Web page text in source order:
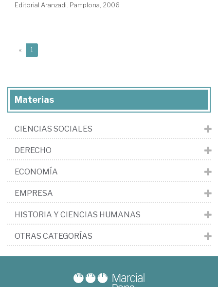
Editorial Aranzadi. Pamplona, 2006
« 1
Materias
CIENCIAS SOCIALES
DERECHO
ECONOMÍA
EMPRESA
HISTORIA Y CIENCIAS HUMANAS
OTRAS CATEGORÍAS